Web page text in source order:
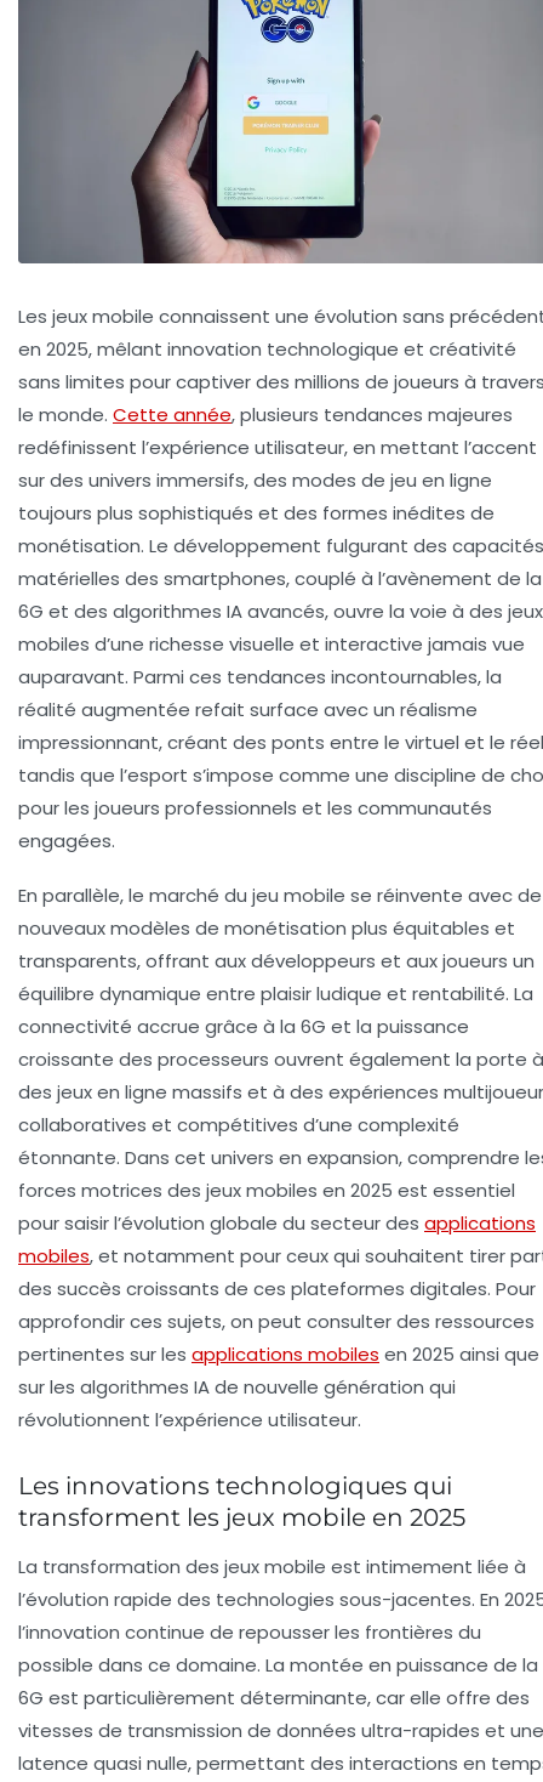
Les jeux mobile connaissent une évolution sans
en 2025, mêlant innovation technologique et créativité
sans limites pour captiver des millions de joueurs à
le monde. Cette année, plusieurs tendances majeures
redéfinissent l’expérience utilisateur, en mettant l’accent
sur des univers immersifs, des modes de jeu en ligne
toujours plus sophistiqués et des formes inédites de
monétisation. Le développement fulgurant des capacités
matérielles des smartphones, couplé à l’avènement de la
6G et des algorithmes IA avancés, ouvre la voie à des jeux
mobiles d’une richesse visuelle et interactive jamais vue
auparavant. Parmi ces tendances incontournables, la
réalité augmentée refait surface avec un réalisme
impressionnant, créant des ponts entre le virtuel et le
tandis que l’esport s’impose comme une discipline de
pour les joueurs professionnels et les communautés
engagées.
En parallèle, le marché du jeu mobile se réinvente avec de
nouveaux modèles de monétisation plus équitables et
transparents, offrant aux développeurs et aux joueurs un
équilibre dynamique entre plaisir ludique et rentabilité. La
connectivité accrue grâce à la 6G et la puissance
croissante des processeurs ouvrent également la porte à
des jeux en ligne massifs et à des expériences
collaboratives et compétitives d’une complexité
étonnante. Dans cet univers en expansion, comprendre
forces motrices des jeux mobiles en 2025 est essentiel
pour saisir l’évolution globale du secteur des applications
mobiles, et notamment pour ceux qui souhaitent tirer
des succès croissants de ces plateformes digitales. Pour
approfondir ces sujets, on peut consulter des ressources
pertinentes sur les applications mobiles en 2025 ainsi que
sur les algorithmes IA de nouvelle génération qui
révolutionnent l’expérience utilisateur.
Les innovations technologiques qui
transforment les jeux mobile en 2025
La transformation des jeux mobile est intimement liée à
l’évolution rapide des technologies sous-jacentes. En
l’innovation continue de repousser les frontières du
possible dans ce domaine. La montée en puissance de la
6G est particulièrement déterminante, car elle offre des
vitesses de transmission de données ultra-rapides et une
latence quasi nulle, permettant des interactions en